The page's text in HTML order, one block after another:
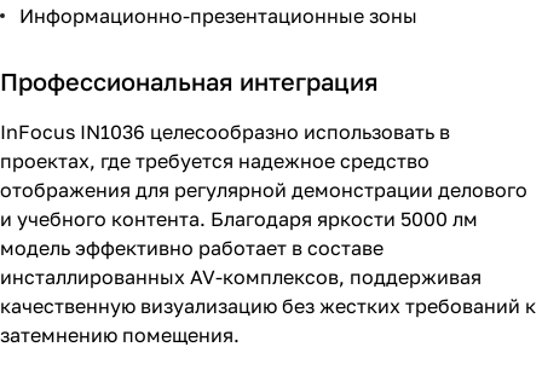
Информационно-презентационные зоны
Профессиональная интеграция
InFocus IN1036 целесообразно использовать в
проектах, где требуется надежное средство
отображения для регулярной демонстрации делового
и учебного контента. Благодаря яркости 5000 лм
модель эффективно работает в составе
инсталлированных AV-комплексов, поддерживая
качественную визуализацию без жестких требований к
затемнению помещения.